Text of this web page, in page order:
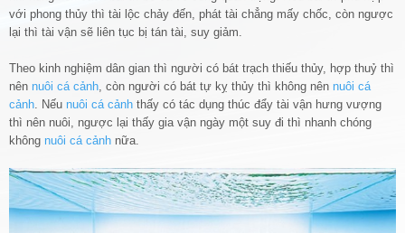
với phong thủy thì tài lộc chảy đến, phát tài chẳng mấy chốc, còn ngược
lại thì tài vận sẽ liên tục bị tán tài, suy giảm.
Theo kinh nghiệm dân gian thì người có bát trạch thiếu thủy, hợp thuỷ thì
nên nuôi cá cảnh, còn người có bát tự kỵ thủy thì không nên nuôi cá
cảnh. Nếu nuôi cá cảnh thấy có tác dụng thúc đẩy tài vận hưng vượng
thì nên nuôi, ngược lại thấy gia vận ngày một suy đi thì nhanh chóng
không nuôi cá cảnh nữa.